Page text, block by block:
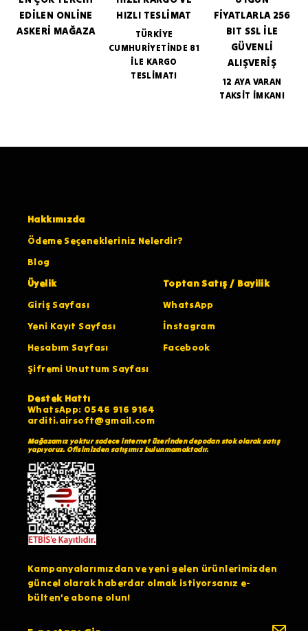
EDİLEN ONLİNE
ASKERİ MAĞAZA
HIZLI TESLİMAT
TÜRKİYE
CUMHURİYETİNDE 81
İLE KARGO
TESLİMATI
FİYATLARLA 256
BIT SSL İLE
GÜVENLİ
ALIŞVERİŞ
12 AYA VARAN
TAKSİT İMKANI
Hakkımızda
Ödeme Seçenekleriniz Nelerdir?
Blog
Üyelik
Giriş Sayfası
Yeni Kayıt Sayfası
Hesabım Sayfası
Şifremi Unuttum Sayfası
Toptan Satış / Bayilik
WhatsApp
İnstagram
Facebook
Destek Hattı
WhatsApp: 0546 916 9164
arditi.airsoft@gmail.com
Mağazamız yoktur sadece internet üzerinden depodan stok olarak satış
yapıyoruz. Ofisimizden satışımız bulunmamaktadır.
Kampanyalarımızdan ve yeni gelen ürünlerimizden
güncel olarak haberdar olmak istiyorsanız e-
bülten’e abone olun!